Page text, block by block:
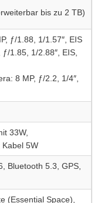
bis zu 2 TB)
ƒ/1.88, 1/1.57″, EIS
1.85, 1/2.88″, EIS,
8 MP, ƒ/2.2, 1/4″,
33W,
Kabel 5W
Bluetooth 5.3, GPS,
(Essential Space),